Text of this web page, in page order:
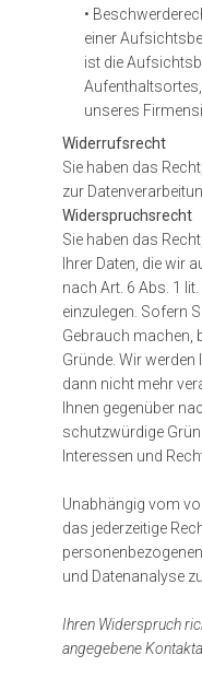
•
einer
ist die
unseres
Widerrufsrecht
Sie haben das
zur
Widerspruchsrecht
Sie haben das
Ihrer Daten, die wir
nach Art. 6 Abs. 1
einzulegen. Sofern
Gebrauch machen,
Gründe. Wir
dann nicht mehr
Ihnen gegenüber
schutzwürdige
Interessen und
Unabhängig vom
das jederzeitige
und Datenanalyse
Ihren Widerspruch
angegebene